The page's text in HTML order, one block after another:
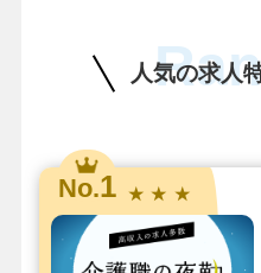
人気の求人
No.1 ★ ★ ★